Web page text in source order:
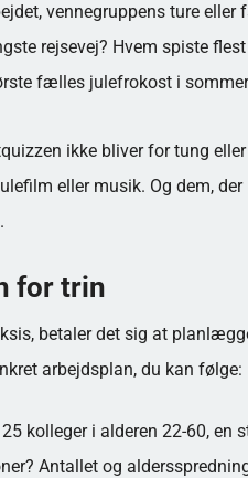
vennegruppens ture eller
rejsevej? Hvem spiste
fælles julefrokost i
ikke bliver for tung
eller musik. Og dem,
for trin
betaler det sig at
arbejdsplan, du kan følge:
kolleger i alderen 22-60, en
Antallet og